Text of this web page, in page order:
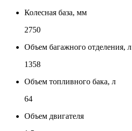
Колесная база, мм
2750
Объем багажного отделения, л
1358
Объем топливного бака, л
64
Объем двигателя